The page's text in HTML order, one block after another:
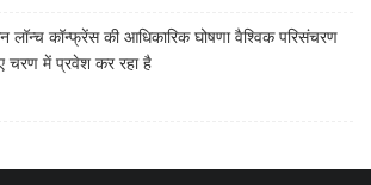
लॉन्च कॉन्फ्रेंस की आधिकारिक घोषणा वैश्विक परिसंचरण
चरण में प्रवेश कर रहा है